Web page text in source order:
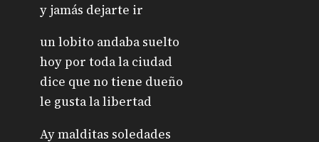
y jamás dejarte ir
un lobito andaba suelto
hoy por toda la ciudad
dice que no tiene dueño
le gusta la libertad
Ay malditas soledades